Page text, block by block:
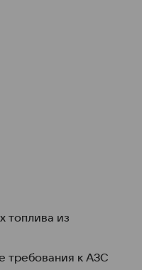
топлива из
требования к АЗС